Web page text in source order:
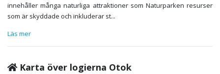
innehåller många naturliga attraktioner som Naturparken resurser
som är skyddade och inkluderar st...
Läs mer
Karta över logierna Otok